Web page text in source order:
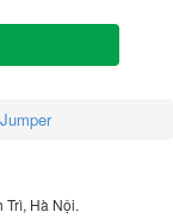
Hà Nội.